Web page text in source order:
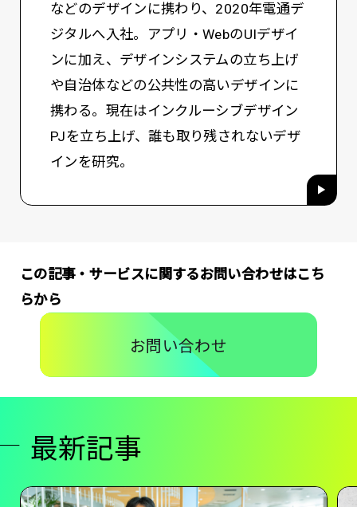
などのデザインに携わり、2020年電通デ
ジタルへ入社。アプリ・WebのUIデザイ
ンに加え、デザインシステムの立ち上げ
や自治体などの公共性の高いデザインに
携わる。現在はインクルーシブデザイン
PJを立ち上げ、誰も取り残されないデザ
インを研究。
この記事・サービスに関するお問い合わせはこち
らから
お問い合わせ
最新記事